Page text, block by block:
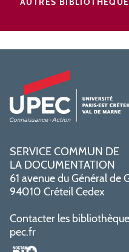
SERVICE COMMUN DE
LA DOCUMENTATION
61 avenue du Général de
94010 Créteil Cedex
Contacter les
pec.fr